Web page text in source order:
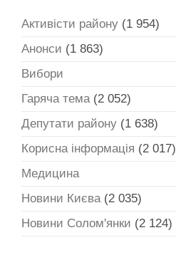
Активісти району (1 954)
Анонси (1 863)
Вибори
Гаряча тема(2 052)
Депутати району (1 638)
Корисна інформація (2 017)
Медицина
Новини Києва(2 035)
Новини Солом'янки (2 124)